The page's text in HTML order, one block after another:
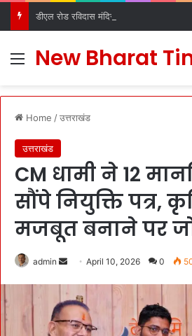
Menu
New Bharat
Home /उत्तराखंड
उत्तराखंड
CM धामी ने 12
सौंपे नियुक्ति पत्र,
मजबूत बनाने पर
admin
a
April 10, 2026 0